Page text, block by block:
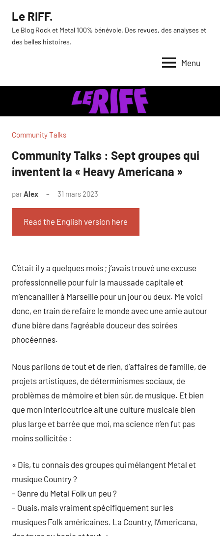
contenu
Le RIFF.
Le Blog Rock et Metal 100% bénévole. Des revues, des analyses et
des belles histoires.
Menu
Community Talks
Community Talks : Sept groupes qui
inventent la « Heavy Americana »
parAlex 31 mars 2023
Read the English version here
C’était il y a quelques mois ; j’avais trouvé une excuse
professionnelle pour fuir la maussade capitale et
m’encanailler à Marseille pour un jour ou deux. Me voici
donc, en train de refaire le monde avec une amie autour
d’une bière dans l’agréable douceur des soirées
phocéennes.
Nous parlions de tout et de rien, d’affaires de famille, de
projets artistiques, de déterminismes sociaux, de
problèmes de mémoire et bien sûr, de musique. Et bien
que mon interlocutrice ait une culture musicale bien
plus large et barrée que moi, ma science n’en fut pas
moins sollicitée :
« Dis, tu connais des groupes qui mélangent Metal et
musique Country ?
– Genre du Metal Folk un peu ?
– Ouais, mais vraiment spécifiquement sur les
musiques Folk américaines. La Country, l’Americana,